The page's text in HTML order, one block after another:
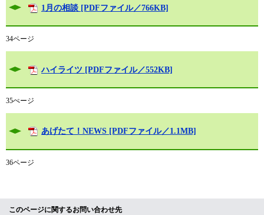
1月の相談 [PDFファイル／766KB]
34ページ
ハイライツ [PDFファイル／552KB]
35ぺージ
あげたて！NEWS [PDFファイル／1.1MB]
36ページ
このページに関するお問い合わせ先